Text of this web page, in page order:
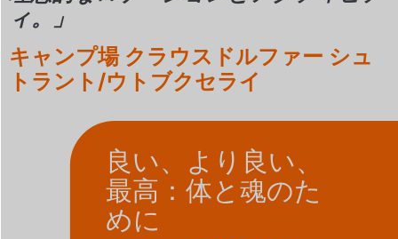
ィ。」
キャンプ場 クラウスドルファー シュ
トラント/ウトブクセライ
良い、より良い、
最高：体と魂のた
めに